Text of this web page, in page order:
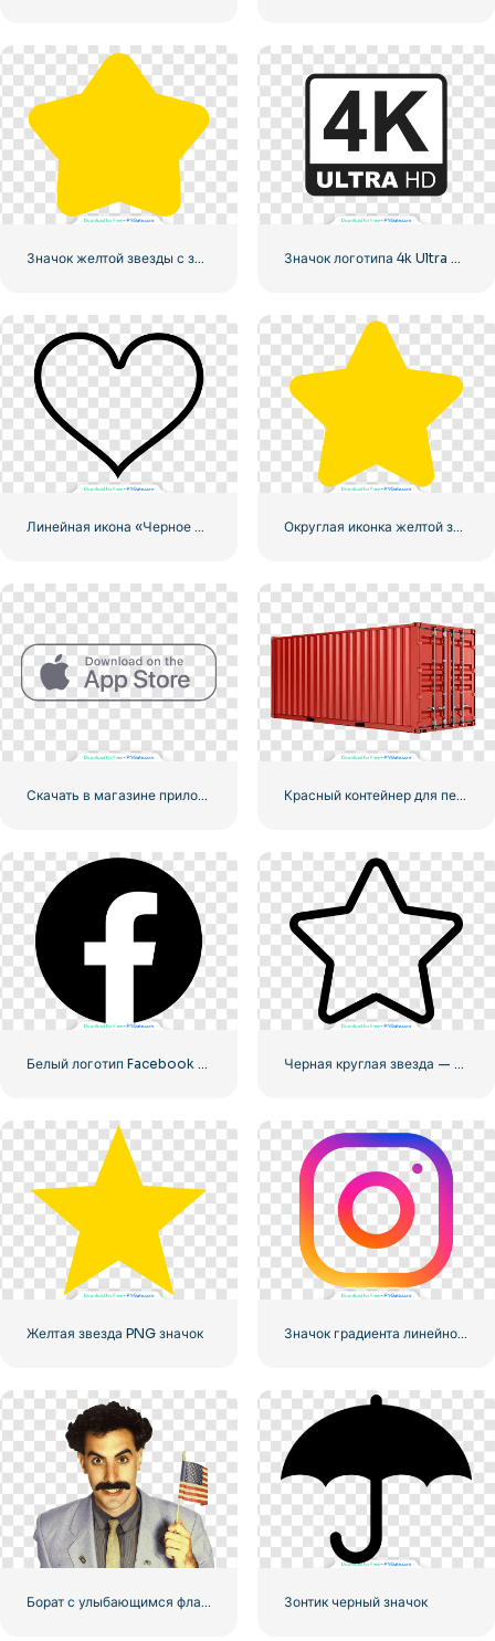
Округлая иконка желтой звезды
Скачать в магазине приложений Linear Button Красный контейнер для перевозки грузов по морю
Белый логотип Facebook в черном круге Черная круглая звезда — линейная иконка
Желтая звезда PNG значок Значок градиента линейного логотипа Instagram
Борат с улыбающимся флагом США Зонтик черный значок